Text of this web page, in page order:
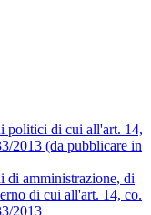
politici di cui all'art. 14,
2013 (da pubblicare in
di amministrazione, di
di cui all'art. 14, co.
2013